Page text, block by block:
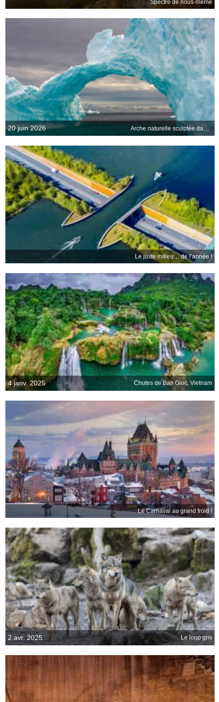
Spectre de nous-même
20 juin 2026 Arche naturelle sculptée dans un iceberg, Océan Antarctique
Le juste milieu… de l’année !
4 janv. 2025 Chutes de Ban Gioc, Vietnam
Le Carnaval au grand froid !
2 avr. 2025 Le loup gris